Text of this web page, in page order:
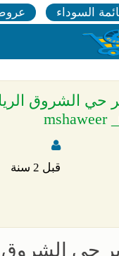
السوداء
حي الشروق
قبل 2 سنة
حي